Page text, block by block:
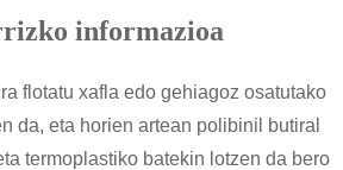
informazioa
flotatu xafla edo gehiagoz osatutako
da, eta horien artean polibinil butiral
termoplastiko batekin lotzen da bero